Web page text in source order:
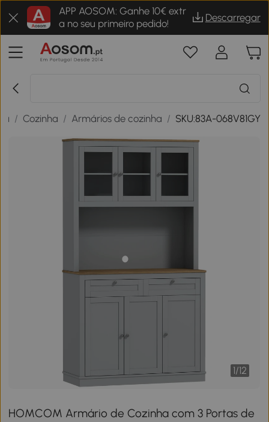
APP AOSOM: Ganhe 10€ extr
a no seu primeiro pedido!
Descarregar
/ Cozinha / Armários de cozinha / SKU:83A-068V81GY
1/12
HOMCOM Armário de Cozinha com 3 Portas de